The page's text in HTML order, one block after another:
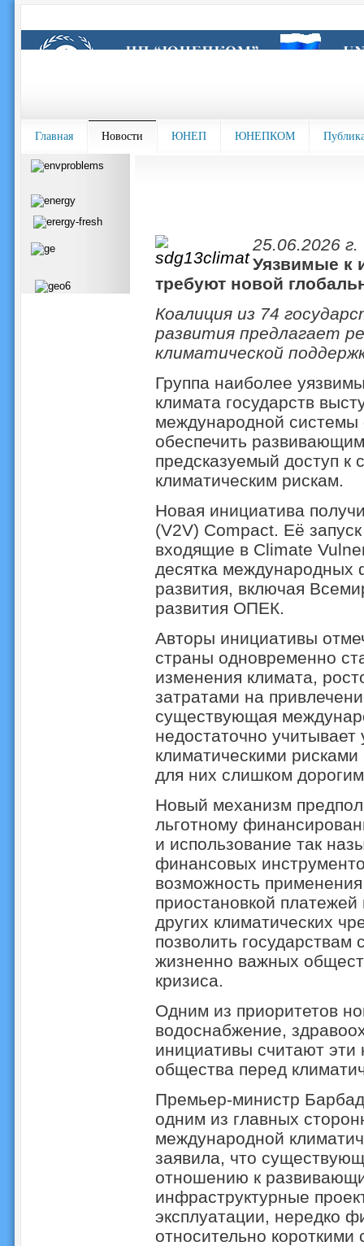
Главная Новости ЮНЕП ЮНЕПКОМ
25.06.2026 г.
Уязвимые к
требуют новой
Коалиция из 74
развития предлагает
климатической
Группа наиболее
климата государств
международной системы
обеспечить
предсказуемый доступ к
климатическим рискам.
Новая инициатива
(V2V) Compact. Её
входящие в Climate
десятка международных
развития, включая
развития ОПЕК.
Авторы инициативы
страны одновременно
изменения климата,
затратами на
существующая
недостаточно учитывает
климатическими
для них слишком
Новый механизм
льготному
и использование так
финансовых
возможность
приостановкой
других климатических
позволить
жизненно важных
кризиса.
Одним из приоритетов
водоснабжение,
инициативы считают эти
общества перед
Премьер-министр
одним из главных
международной
заявила, что
отношению к
инфраструктурные
эксплуатации, нередко
относительно короткими